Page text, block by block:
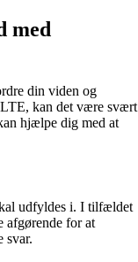
med
din viden og
kan det være svært
hjælpe dig med at
udfyldes i. I tilfældet
afgørende for at
svar.